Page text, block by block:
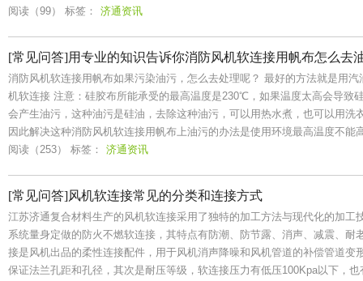
阅读（99） 标签： 济通资讯
[常见问答]用专业的知识告诉你消防风机软连接用帆布怎么去
消防风机软连接用帆布如果污染油污，怎么去处理呢？ 最好的方法就是用
机软连接 注意：硅胶布所能承受的最高温度是230℃，如果温度太高会导致
会产生油污，这种油污是硅油，去除这种油污，可以用热水煮，也可以用洗
因此解决这种消防风机软连接用帆布上油污的办法是使用环境最高温度不能
阅读（253） 标签： 济通资讯
[常见问答]风机软连接常见的分类和连接方式
江苏济通复合材料生产的风机软连接采用了独特的加工方法与现代化的加工
系统量身定做的防火不燃软连接，其特点有防潮、防节露、消声、减震、耐
接是风机出品的柔性连接配件，用于风机消声降噪和风机管道的补偿管道变
保证法兰孔距和孔径，其次是耐压等级，软连接压力有低压100Kpa以下，